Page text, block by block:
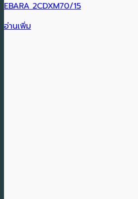
EBARA 2CDXM70/15
อ่านเพิ่ม